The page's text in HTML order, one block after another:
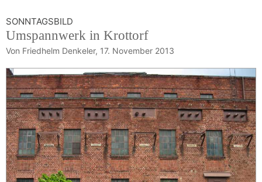
SONNTAGSBILD
Umspannwerk in Krottorf
Von Friedhelm Denkeler, 17. November 2013